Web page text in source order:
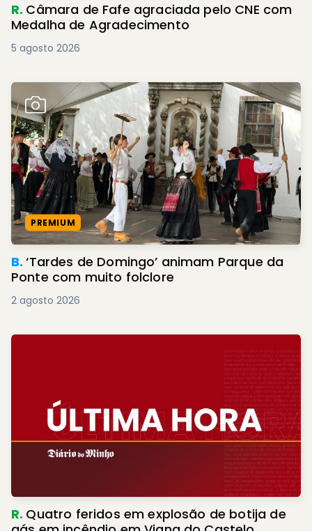
R. Câmara de Fafe agraciada pelo CNE com
Medalha de Agradecimento
5 agosto 2026
PREMIUM
B.‘Tardes de Domingo’ animam Parque da
Ponte com muito folclore
2 agosto 2026
R. Quatro feridos em explosão de botija de